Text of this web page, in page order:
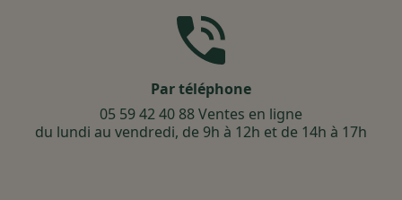
Par téléphone
05 59 42 40 88 Ventes en ligne
du lundi au vendredi, de 9h à 12h et de 14h à 17h